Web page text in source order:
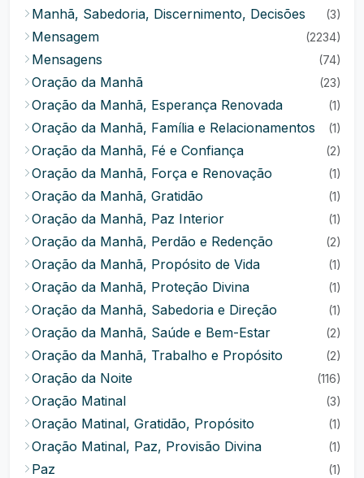
Manhã, Sabedoria, Discernimento, Decisões (3)
Mensagem (2234)
Mensagens (74)
Oração da Manhã (23)
Oração da Manhã, Esperança Renovada (1)
Oração da Manhã, Família e Relacionamentos (1)
Oração da Manhã, Fé e Confiança (2)
Oração da Manhã, Força e Renovação (1)
Oração da Manhã, Gratidão (1)
Oração da Manhã, Paz Interior (1)
Oração da Manhã, Perdão e Redenção (2)
Oração da Manhã, Propósito de Vida (1)
Oração da Manhã, Proteção Divina (1)
Oração da Manhã, Sabedoria e Direção (1)
Oração da Manhã, Saúde e Bem-Estar (2)
Oração da Manhã, Trabalho e Propósito (2)
Oração da Noite (116)
Oração Matinal (3)
Oração Matinal, Gratidão, Propósito (1)
Oração Matinal, Paz, Provisão Divina (1)
Paz (1)